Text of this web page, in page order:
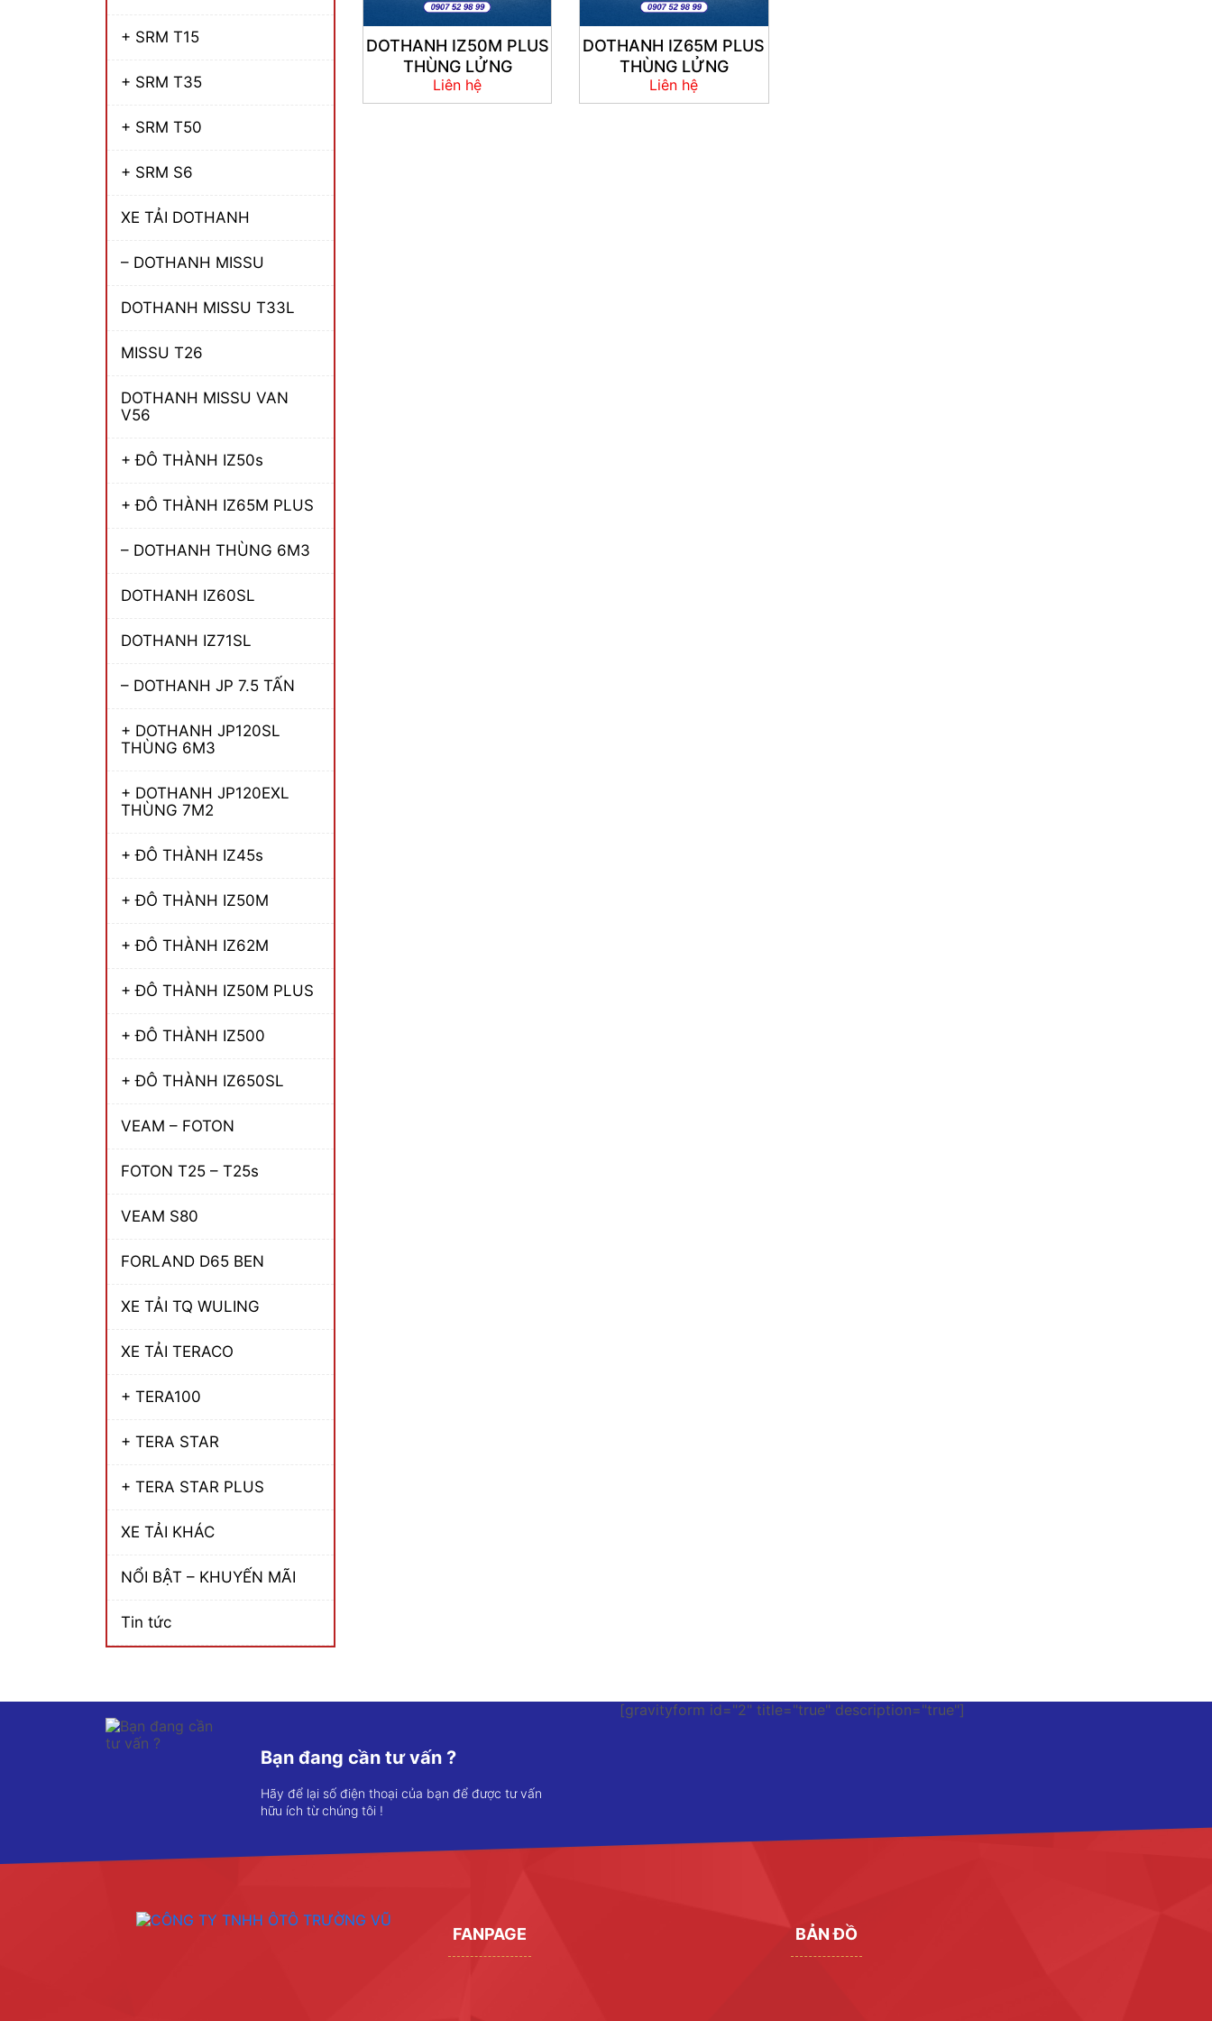
+ SRM T15
+ SRM T35
+ SRM T50
+ SRM S6
XE TẢI DOTHANH
– DOTHANH MISSU
DOTHANH MISSU T33L
MISSU T26
DOTHANH MISSU VAN
V56
+ ĐÔ THÀNH IZ50s
+ ĐÔ THÀNH IZ65M PLUS
– DOTHANH THÙNG 6M3
DOTHANH IZ60SL
DOTHANH IZ71SL
– DOTHANH JP 7.5 TẤN
+ DOTHANH JP120SL
THÙNG 6M3
+ DOTHANH JP120EXL
THÙNG 7M2
+ ĐÔ THÀNH IZ45s
+ ĐÔ THÀNH IZ50M
+ ĐÔ THÀNH IZ62M
+ ĐÔ THÀNH IZ50M PLUS
+ ĐÔ THÀNH IZ500
+ ĐÔ THÀNH IZ650SL
VEAM – FOTON
FOTON T25 – T25s
VEAM S80
FORLAND D65 BEN
XE TẢI TQ WULING
XE TẢI TERACO
+ TERA100
+ TERA STAR
+ TERA STAR PLUS
XE TẢI KHÁC
NỔI BẬT – KHUYẾN MÃI
Tin tức
DOTHANH IZ50M PLUS
THÙNG LỬNG
Liên hệ
DOTHANH IZ65M PLUS
THÙNG LỬNG
Liên hệ
Bạn đang cần tư vấn ?
Hãy để lại số điện thoại của bạn để được tư vấn
hữu ích từ chúng tôi !
[gravityform id="2" title="true" description="true"]
FANPAGE BẢN ĐỒ